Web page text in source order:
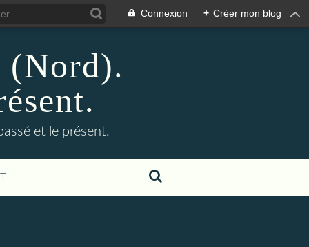
Connexion + Créer mon blog
et le présent.